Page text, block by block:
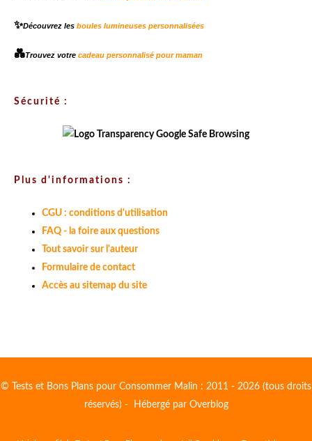
✨Découvrez les boules lumineuses personnalisées
💑Trouvez votre cadeau personnalisé pour maman
Sécurité :
Plus d'informations :
CGU : conditions d'utilisation
FAQ - la foire aux questions
Tout savoir sur l'auteur
Formulaire de contact
Accès au sitemap du site
© Tests et Bons Plans pour Consommer Malin : 2011 - 2026 (tous droits
réservés) - Hébergé par Overblog